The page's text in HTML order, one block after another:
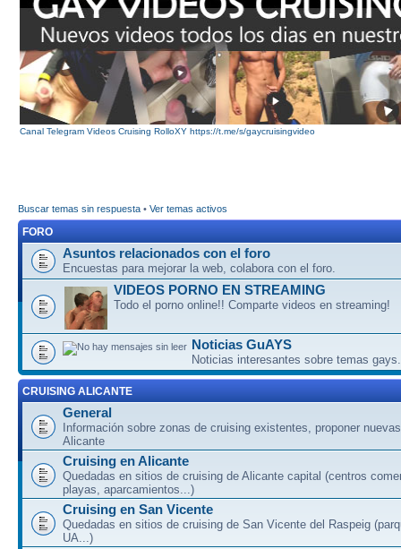
Canal Telegram Videos Cruising RolloXY https://t.me/s/gaycruisingvideo
Buscar temas sin respuesta • Ver temas activos
FORO
Asuntos relacionados con el foro
Encuestas para mejorar la web, colabora con el foro.
VIDEOS PORNO EN STREAMING
Todo el porno online!! Comparte videos en streaming!
Noticias GuAYS
Noticias interesantes sobre temas
CRUISING ALICANTE
General
Información sobre zonas de cruising existentes, proponer
Alicante
Cruising en Alicante
Quedadas en sitios de cruising de Alicante capital (centros
playas, aparcamientos...)
Cruising en San Vicente
Quedadas en sitios de cruising de San Vicente del Raspeig
UA...)